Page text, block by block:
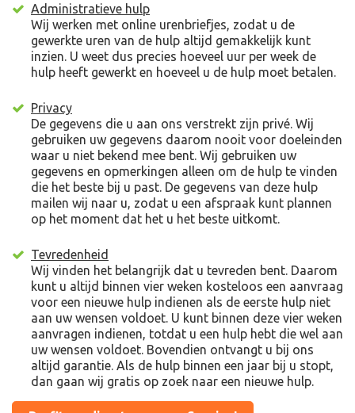
Administratieve hulp
Wij werken met online urenbriefjes, zodat u de
gewerkte uren van de hulp altijd gemakkelijk kunt
inzien. U weet dus precies hoeveel uur per week de
hulp heeft gewerkt en hoeveel u de hulp moet betalen.
Privacy
De gegevens die u aan ons verstrekt zijn privé. Wij
gebruiken uw gegevens daarom nooit voor doeleinden
waar u niet bekend mee bent. Wij gebruiken uw
gegevens en opmerkingen alleen om de hulp te vinden
die het beste bij u past. De gegevens van deze hulp
mailen wij naar u, zodat u een afspraak kunt plannen
op het moment dat het u het beste uitkomt.
Tevredenheid
Wij vinden het belangrijk dat u tevreden bent. Daarom
kunt u altijd binnen vier weken kosteloos een aanvraag
voor een nieuwe hulp indienen als de eerste hulp niet
aan uw wensen voldoet. U kunt binnen deze vier weken
aanvragen indienen, totdat u een hulp hebt die wel aan
uw wensen voldoet. Bovendien ontvangt u bij ons
altijd garantie. Als de hulp binnen een jaar bij u stopt,
dan gaan wij gratis op zoek naar een nieuwe hulp.